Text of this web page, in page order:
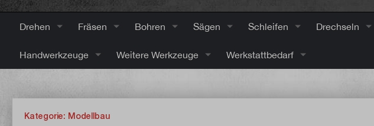
Drehen Fräsen Bohren Sägen Schleifen Drechseln
Handwerkzeuge Weitere Werkzeuge Werkstattbedarf
Kategorie: Modellbau